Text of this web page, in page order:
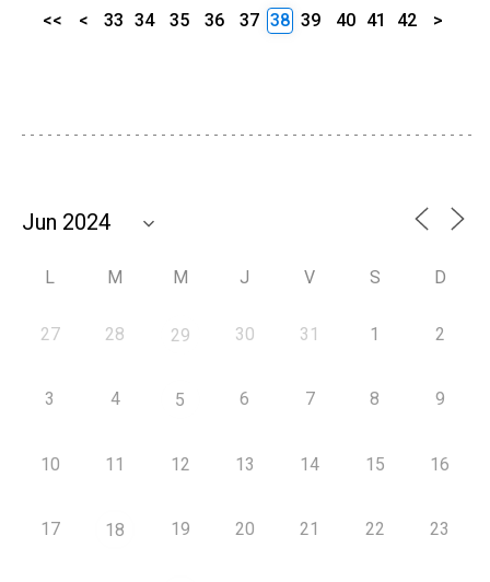
<< < 33 34 35 36 37 38 39 40 41 42 >
L M M J V S D
27 28 29 30 31 1 2
3 4 5 6 7 8 9
10 11 12 13 14 15 16
17 18 19 20 21 22 23